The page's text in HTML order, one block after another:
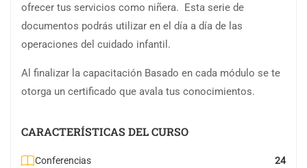
ofrecer tus servicios como niñera. Esta serie de
documentos podrás utilizar en el día a día de las
operaciones del cuidado infantil.
Al finalizar la capacitación Basado en cada módulo se te
otorga un certificado que avala tus conocimientos.
CARACTERÍSTICAS DEL CURSO
Conferencias 24